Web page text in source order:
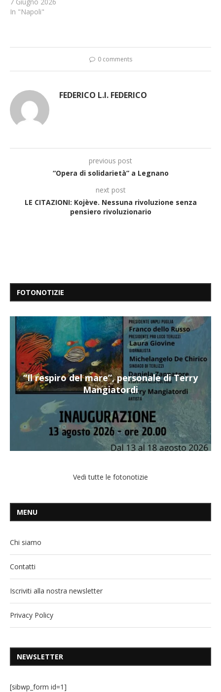
In "Napoli"
0 comments
FEDERICO L.I. FEDERICO
previous post
“Opera di solidarietà” a Legnano
next post
LE CITAZIONI: Kojève. Nessuna rivoluzione senza
pensiero rivoluzionario
FOTONOTIZIE
“Il respiro del mare”, personale di Terry
Mangiatordi
Vedi tutte le fotonotizie
MENU
Chi siamo
Contatti
Iscriviti alla nostra newsletter
Privacy Policy
NEWSLETTER
[sibwp_form id=1]